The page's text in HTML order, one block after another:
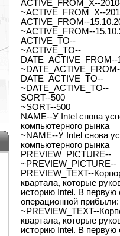
ACTIVE_FROM_X--
~ACTIVE_FROM_X--
ACTIVE_FROM--
~ACTIVE_FROM--
ACTIVE_TO--
~ACTIVE_TO--
DATE_ACTIVE_FROM--
DATE_ACTIVE_TO--
~DATE_ACTIVE_TO--
SORT--500
~SORT--500
NAME--У Intel снова
компьютерного рынка
~NAME--У Intel снова
компьютерного рынка
PREVIEW_PICTURE--
~PREVIEW_PICTURE--
PREVIEW_TEXT--
квартала, которые
историю Intel. В первую
операционной
~PREVIEW_TEXT--
квартала, которые
историю Intel. В первую